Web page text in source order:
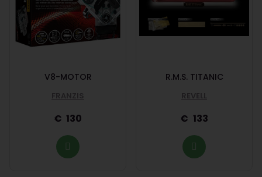
V8-MOTOR
FRANZIS
130
R.M.S. TITANIC
REVELL
133